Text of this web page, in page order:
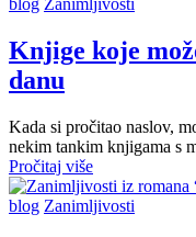
blog Zanimljivosti
Knjige koje
danu
Kada si pročitao naslov,
nekim tankim knjigama s
Pročitaj više
blog Zanimljivosti